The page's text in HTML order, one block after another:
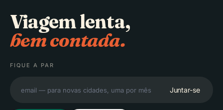
Viagem lenta,
bem contada.
FIQUE A PAR
Juntar-se